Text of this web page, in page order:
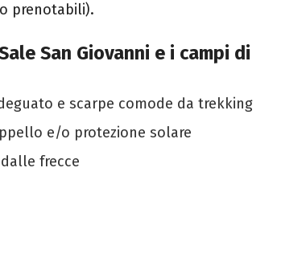
prenotabili).
San Giovanni e i campi di
e scarpe comode da trekking
e/o protezione solare
frecce